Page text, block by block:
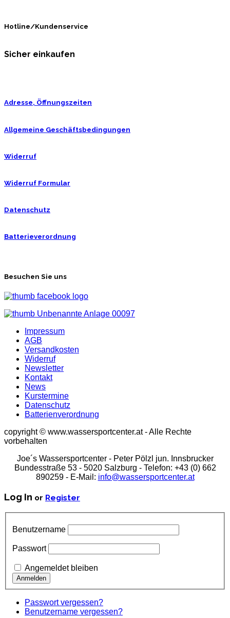
Hotline/Kundenservice
Sicher einkaufen
Adresse, Öffnungszeiten
Allgemeine Geschäftsbedingungen
Widerruf
Widerruf Formular
Datenschutz
Batterieverordnung
Besuchen Sie uns
Impressum
AGB
Versandkosten
Widerruf
Newsletter
Kontakt
News
Kurstermine
Datenschutz
Batterienverordnung
copyright © www.wassersportcenter.at - Alle Rechte
vorbehalten
Joe´s Wassersportcenter - Peter Pölzl jun. Innsbrucker
Bundesstraße 53 - 5020 Salzburg - Telefon: +43 (0) 662
890259 - E-Mail: info@wassersportcenter.at
Log In or Register
Benutzername
Passwort
Angemeldet bleiben
Passwort vergessen?
Benutzername vergessen?